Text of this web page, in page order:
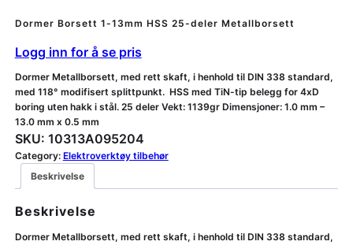
Dormer Borsett 1-13mm HSS 25-deler Metallborsett
Logg inn for å se pris
Dormer Metallborsett, med rett skaft, i henhold til DIN 338 standard,
med 118° modifisert splittpunkt. HSS med TiN-tip belegg for 4xD
boring uten hakk i stål. 25 deler Vekt: 1139gr Dimensjoner: 1.0 mm –
13.0 mm x 0.5 mm
SKU: 10313A095204
Category: Elektroverktøy tilbehør
Beskrivelse
Beskrivelse
Dormer Metallborsett, med rett skaft, i henhold til DIN 338 standard,